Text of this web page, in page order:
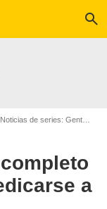
search
Noticias de series: Gente
a